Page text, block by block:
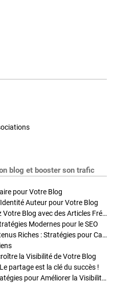
blog et booster son trafic
pour Votre Blog
Auteur pour Votre Blog
Stratégies de Publication : Boostez Votre Blog avec des Articles Fréquents et Exclusifs
Modernes pour le SEO
Enrichir Vos Articles avec des Contenus Riches : Stratégies pour Captiver et Optimiser
la Visibilité de Votre Blog
partage est la clé du succès !
Optimisation SEO des Articles : Stratégies pour Améliorer la Visibilité de Votre Blog